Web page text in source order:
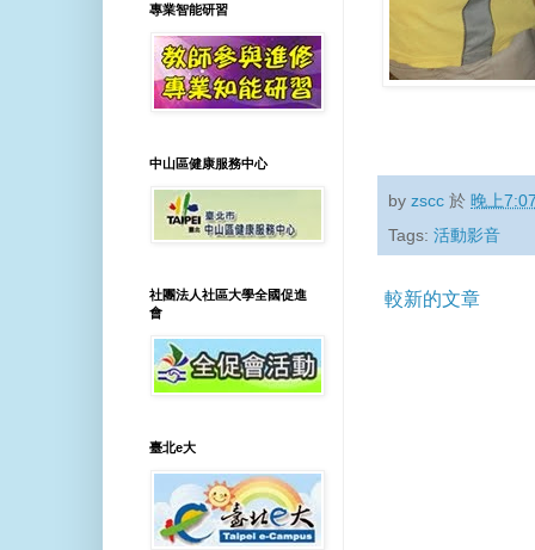
byzscc 於晚上
Tags:活動影音
較新的文章
專業智能研習
中山區健康服務中心
社團法人社區大學全國促進
會
臺北e大